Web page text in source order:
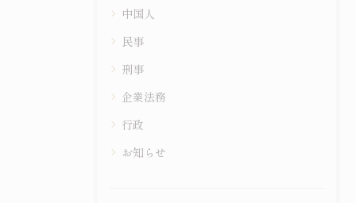
中国人
民事
刑事
企業法務
行政
お知らせ